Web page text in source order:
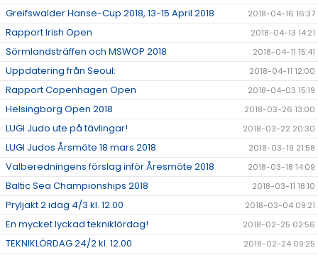
Greifswalder Hanse-Cup 2018, 13-15 April 2018 2018-04-16 16:37
Rapport Irish Open 2018-04-13 14:21
Sörmlandsträffen och MSWOP 2018 2018-04-11 15:41
Uppdatering från Seoul: 2018-04-11 12:00
Rapport Copenhagen Open 2018-04-03 15:19
Helsingborg Open 2018 2018-03-26 13:00
LUGI Judo ute på tävlingar! 2018-03-22 20:30
LUGI Judos Årsmöte 18 mars 2018 2018-03-19 21:58
Valberedningens förslag inför Åresmöte 2018 2018-03-18 14:09
Baltic Sea Championships 2018 2018-03-11 18:10
Pryljakt 2 idag 4/3 kl. 12.00 2018-03-04 09:21
En mycket lyckad tekniklördag! 2018-02-25 02:56
TEKNIKLÖRDAG 24/2 kl. 12.00 2018-02-24 09:25